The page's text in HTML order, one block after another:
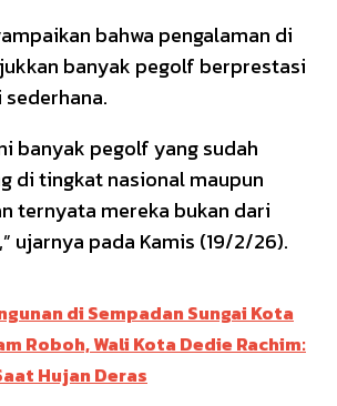
bahwa pengalaman di
banyak pegolf berprestasi
banyak pegolf yang sudah
di tingkat nasional maupun
ternyata mereka bukan dari
ujarnya pada Kamis (19/2/26).
di Sempadan Sungai Kota
Roboh, Wali Kota Dedie Rachim:
Hujan Deras